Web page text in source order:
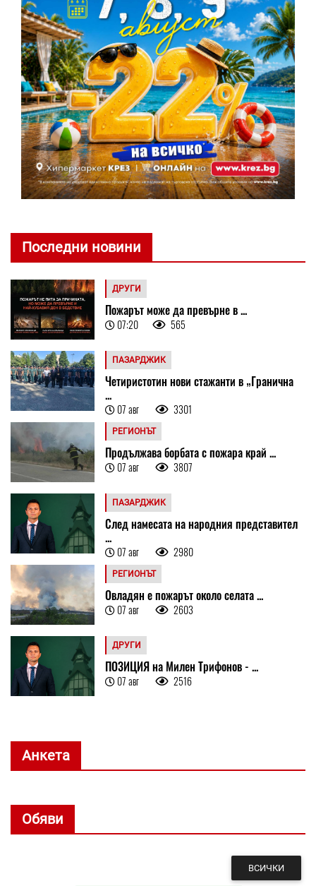
Последни новини
ДРУГИ
Пожарът може да превърне в ...
07:20 565
ПАЗАРДЖИК
Четиристотин нови стажанти в „Гранична
...
07 авг 3301
РЕГИОНЪТ
Продължава борбата с пожара край ...
07 авг 3807
ПАЗАРДЖИК
След намесата на народния представител
...
07 авг 2980
РЕГИОНЪТ
Овладян е пожарът около селата ...
07 авг 2603
ДРУГИ
ПОЗИЦИЯ на Милен Трифонов - ...
07 авг 2516
Анкета
Обяви
ВСИЧКИ